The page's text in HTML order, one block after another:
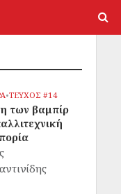
•ΤΕΥΧΟΣ #14
των βαμπίρ